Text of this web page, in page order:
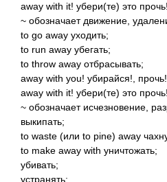
away with it! убери(те) это прочь!
~ обозначает движение,
to go away уходить;
to run away убегать;
to throw away отбрасывать;
away with you! убирайся!,
away with it! убери(те) это прочь!
~ обозначает исчезновение,
выкипать;
to waste (или to pine) away
to make away with уничтожать;
убивать;
устранять;